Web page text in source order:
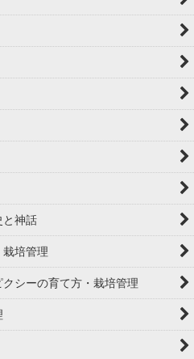
と神話
培管理
シーの育て方・栽培管理